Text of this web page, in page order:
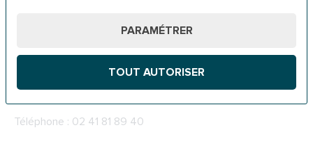
PARAMÉTRER
TOUT AUTORISER
· Le prêt travaux pour l’amélioration de l’habitat
Adresse de l’ADIL de Maine-et-Loire : 312 Av. René Gasnier,
49100 Angers
Téléphone : 02 41 81 89 40